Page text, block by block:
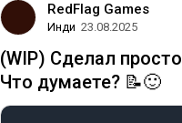
RedFlag Games
Инди 23.08.2025
(WIP) Сделал
Что думаете? 📝🙂